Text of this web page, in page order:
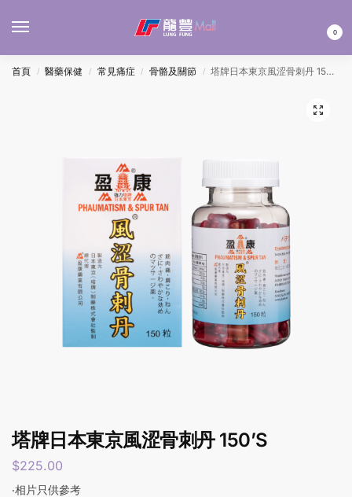
0
首頁 / 醫藥保健 / 常見痛症 / 骨骼及關節 / 塔牌日本東京風涩骨刺丹 150’S
塔牌日本東京風涩骨刺丹 150’S
$225.00
‧相片只供參考